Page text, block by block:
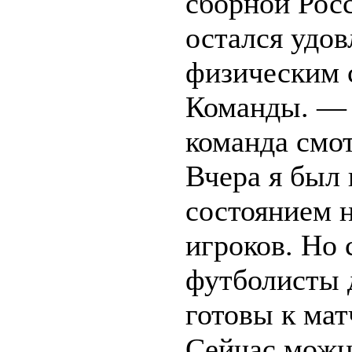
остался
физическим
Команды. —
команда
Вчера я был
состоянием
игроков. Но
футболисты
готовы к